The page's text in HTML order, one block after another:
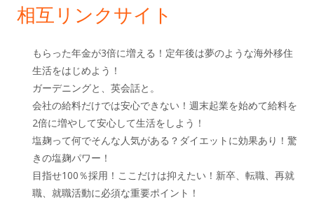
相互リンクサイト
もらった年金が3倍に増える！定年後は夢のような海外移住
生活をはじめよう！
ガーデニングと、英会話と。
会社の給料だけでは安心できない！週末起業を始めて給料を
2倍に増やして安心して生活をしよう！
塩麹って何でそんな人気がある？ダイエットに効果あり！驚
きの塩麹パワー！
目指せ100％採用！ここだけは抑えたい！新卒、転職、再就
職、就職活動に必須な重要ポイント！